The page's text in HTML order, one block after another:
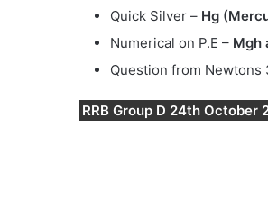
Quick Silver – Hg
Numerical on P.E – Mgh
Question from Newtons
RRB Group D 24th October